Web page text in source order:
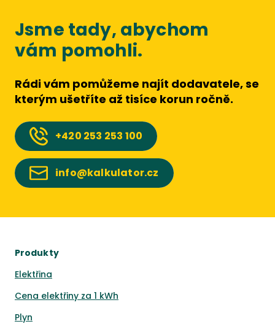
Jsme tady, abychom
vám pomohli.
Rádi vám pomůžeme najít dodavatele, se
kterým ušetříte až tisíce korun ročně.
+420 253 253 100
info@kalkulator.cz
Produkty
Elektřina
Cena elektřiny za 1 kWh
Plyn